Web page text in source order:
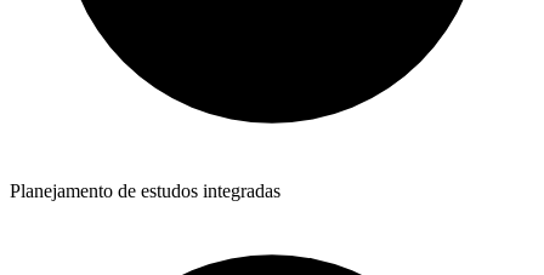
Planejamento de estudos integradas